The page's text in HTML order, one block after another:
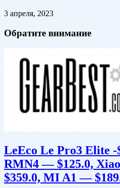
3 апреля, 2023
Обратите внимание
LeEco Le Pro3 Elite -
RMN4 — $125.0,
$359.0, MI A1 —